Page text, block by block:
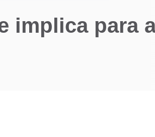
implica para